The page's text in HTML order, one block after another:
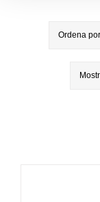
Ordena por